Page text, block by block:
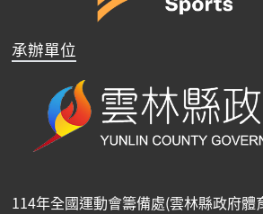
承辦單位
114年全國運動會籌備處(雲林縣政府體